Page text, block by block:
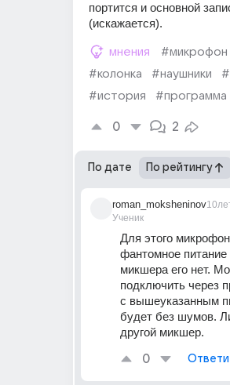
портится и основной
(искажается).
мнения
#микрофон
#колонка
#наушники
#история
#программа
0 2
По дате По рейтингу
roman_moksheninov
Ученик
Для этого
фантомное
микшера его нет.
подключить через
с вышеуказанным
будет без шумов.
другой микшер.
0